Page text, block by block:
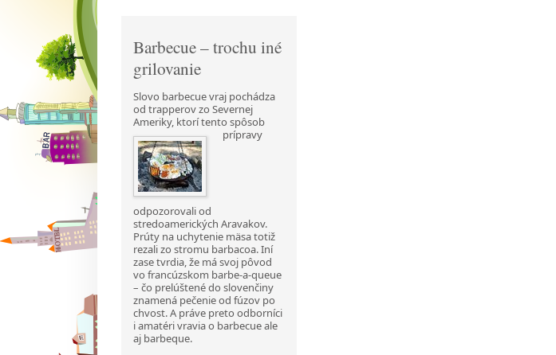
Barbecue – trochu iné
grilovanie
Slovo barbecue vraj pochádza
od trapperov zo Severnej
Ameriky, ktorí tento spôsob
prípravy
odpozorovali od
stredoamerických Aravakov.
Prúty na uchytenie mäsa totiž
rezali zo stromu barbacoa. Iní
zase tvrdia, že má svoj pôvod
vo francúzskom barbe-a-queue
– čo prelúštené do slovenčiny
znamená pečenie od fúzov po
chvost. A práve preto odborníci
i amatéri vravia o barbecue ale
aj barbeque.